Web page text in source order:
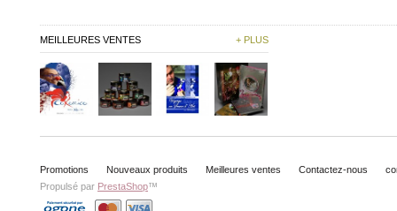
MEILLEURES VENTES + PLUS
Promotions Nouveaux produits Meilleures ventes Contactez-nous
Propulsé par PrestaShop™